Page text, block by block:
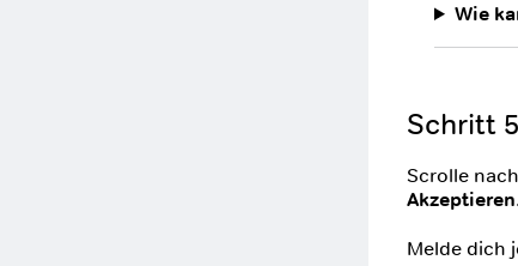
Wie
Schritt
Scrolle
Akzeptieren
Melde dich